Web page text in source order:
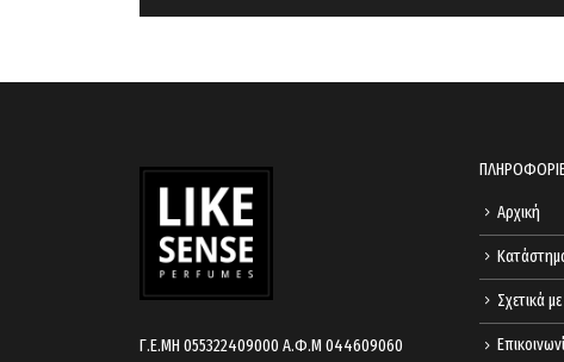
Γ.Ε.ΜΗ 055322409000 Α.Φ.Μ 044609060
Αρχική
Σχετικά